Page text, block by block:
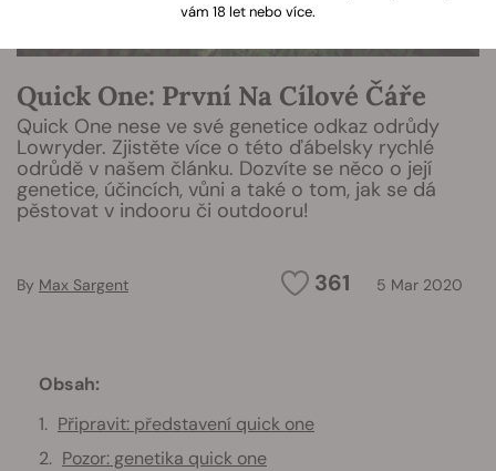
Quick One: První Na Cílové Čáře
Quick One nese ve své genetice odkaz odrůdy
Lowryder. Zjistěte více o této ďábelsky rychlé
odrůdě v našem článku. Dozvíte se něco o její
genetice, účincích, vůni a také o tom, jak se dá
pěstovat v indooru či outdooru!
361 5 Mar 2020
By Max Sargent
Obsah:
Připravit: představení quick one
Pozor: genetika quick one
vám 18 let nebo více.